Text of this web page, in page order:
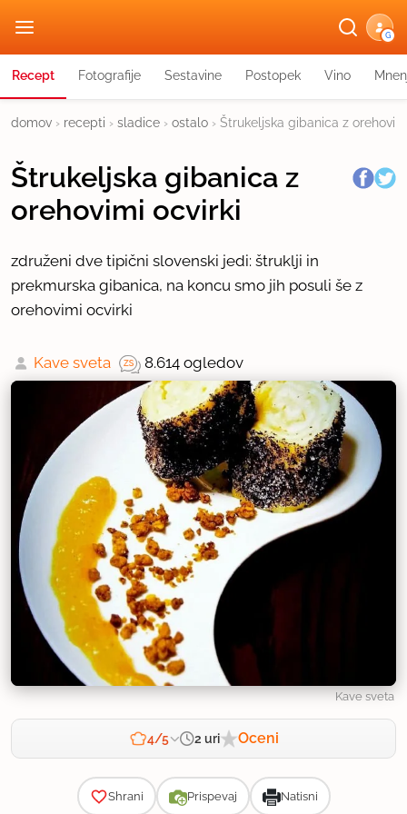
G
Recept Fotografije Sestavine Postopek Vino
domov › recepti › sladice › ostalo › Štrukeljska gibanica z
Štrukeljska gibanica z
orehovimi ocvirki
združeni dve tipični slovenski jedi: štruklji in
prekmurska gibanica, na koncu smo jih posuli še z
orehovimi ocvirki
Kave sveta 8.614 ogledov
Kave sveta
4/5 2 uri Oceni
Shrani Prispevaj Natisni